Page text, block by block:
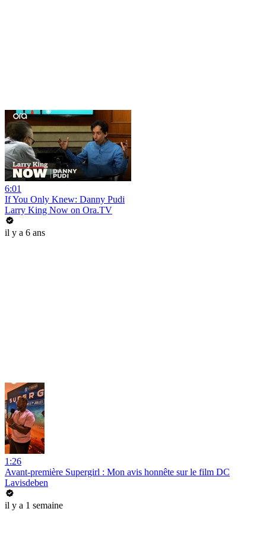
6:01
If You Only Knew: Danny Pudi
Larry King Now on Ora.TV
il y a 6 ans
1:26
Avant-première Supergirl : Mon avis honnête sur le film DC
Lavisdeben
il y a 1 semaine